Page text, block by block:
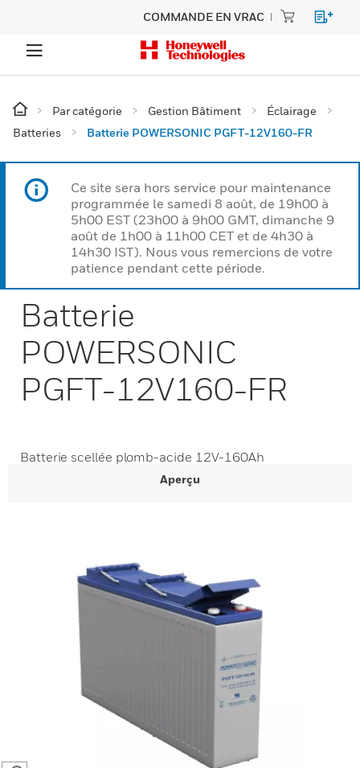
COMMANDE EN VRAC
Par catégorie Gestion Bâtiment
Éclairage
Batteries
Batterie POWERSONIC PGFT-12V160-FR
Ce site sera hors service pour maintenance
programmée le samedi 8 août, de 19h00 à
5h00 EST (23h00 à 9h00 GMT, dimanche 9
août de 1h00 à 11h00 CET et de 4h30 à
14h30 IST). Nous vous remercions de votre
patience pendant cette période.
Batterie
POWERSONIC
PGFT-12V160-FR
Batterie scellée plomb-acide 12V-160Ah
Aperçu